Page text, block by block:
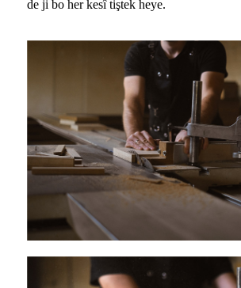
de ji bo her kesî tiştek heye.